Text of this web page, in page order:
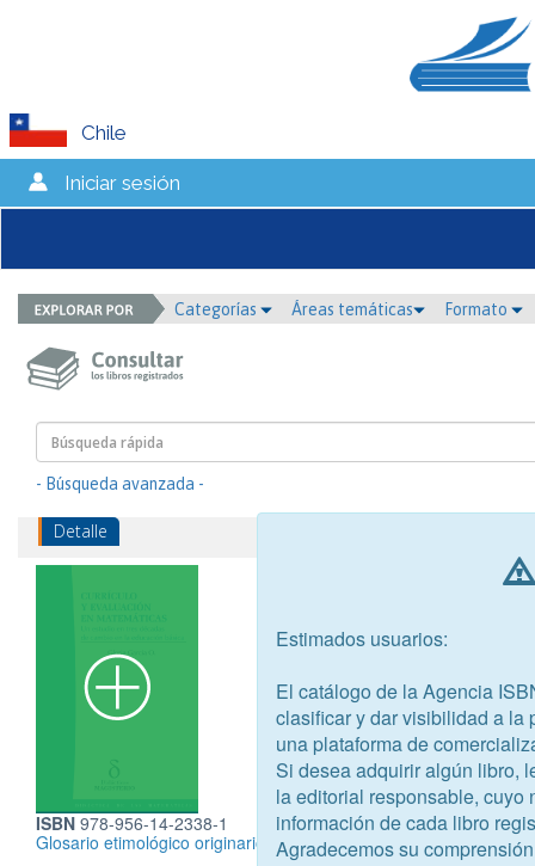
Chile
Iniciar sesión
Categorías Áreas temáticas Formato
- Búsqueda avanzada -
Detalle
ISBN 978-956-14-2338-1
Glosario etimológico originario
Estimados usuarios:
El catálogo de la Agencia
clasificar y dar visibilidad a la
una plataforma de
Si desea adquirir algún libro,
la editorial responsable, cuyo
información de cada libro
Agradecemos su